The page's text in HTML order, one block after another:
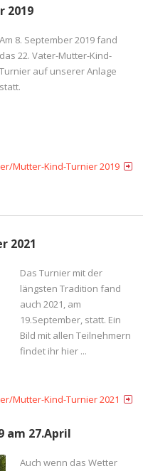
2019
Am 8. September 2019 fand
das 22. Vater-Mutter-Kind-
Turnier auf unserer Anlage
statt.
Mutter-Kind-Turnier 2019
2021
Das Turnier mit der
längsten Tradition fand
auch 2021, am
19.September, statt. Ein
Bild mit allen Teilnehmern
findet ihr hier ...
Mutter-Kind-Turnier 2021
am 27.April
Auch wenn das Wetter